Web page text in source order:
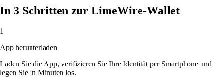
In 3 Schritten zur LimeWire-Wallet
1
App herunterladen
Laden Sie die App, verifizieren Sie Ihre Identität per Smartphone und
legen Sie in Minuten los.